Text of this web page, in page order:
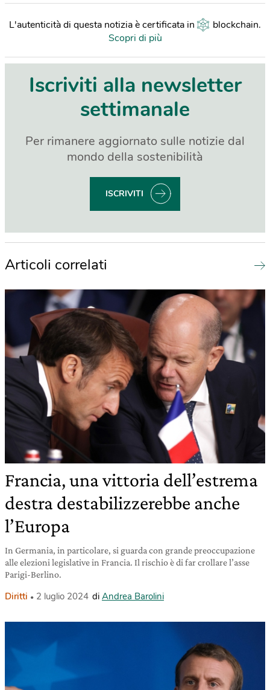
L'autenticità di questa notizia è certificata in blockchain.
Scopri di più
Iscriviti alla newsletter
settimanale
Per rimanere aggiornato sulle notizie dal
mondo della sostenibilità
ISCRIVITI
Articoli correlati
Francia, una vittoria dell’estrema
destra destabilizzerebbe anche
l’Europa
In Germania, in particolare, si guarda con grande preoccupazione
alle elezioni legislative in Francia. Il rischio è di far crollare l’asse
Parigi-Berlino.
Diritti 2 luglio 2024 di Andrea Barolini